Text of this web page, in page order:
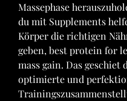
Massephase
du mit Supplements
Körper die richtigen
geben, best protein for
mass gain. Das geschiet
optimierte und